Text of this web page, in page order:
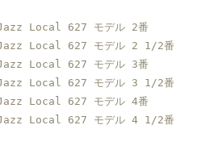
Jazz Local 627 モデル 2番
Jazz Local 627 モデル 2 1/2番
Jazz Local 627 モデル 3番
Jazz Local 627 モデル 3 1/2番
Jazz Local 627 モデル 4番
Jazz Local 627 モデル 4 1/2番